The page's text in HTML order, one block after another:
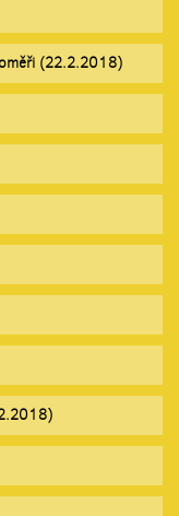
(22.2.2018)